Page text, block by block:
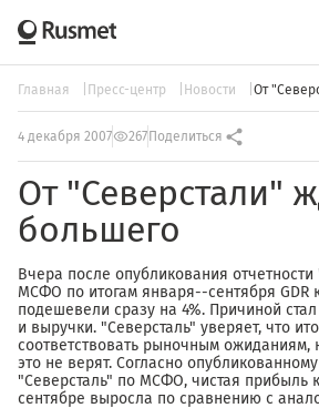
Главная Пресс-центр Новости От
4 декабря 2007 267 Поделиться
От "Северстали"
большего
Вчера после опубликования
МСФО по итогам января--сентября GDR
подешевели сразу на 4%. Причиной
и выручки. "Северсталь" уверяет, что
соответствовать рыночным ожиданиям,
это не верят. Согласно
"Северсталь" по МСФО, чистая прибыль
сентябре выросла по сравнению с